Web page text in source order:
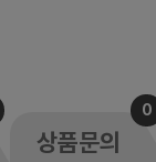
상품문의
0